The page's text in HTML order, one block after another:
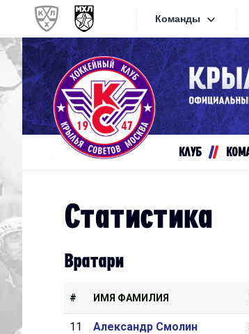
Команды
Конференция
Дивизион Золотой
Академия
Локо
КЛУБ
Статистика
Вратари
# ИМЯ ФАМИЛИЯ
11 Александр Смолин